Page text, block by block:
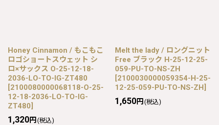
Honey Cinnamon / もこもこ
ロゴショートスウェット シ
ロ×サックス O-25-12-18-
2036-LO-TO-IG-ZT480
[2100080000068118-O-25-
12-18-2036-LO-TO-IG-
ZT480]
1,320円 (税込)
Melt the lady / ロングニット
Free ブラック H-25-12-25-
059-PU-TO-NS-ZH
[2100030000059354-H-25-
12-25-059-PU-TO-NS-ZH]
1,650円 (税込)